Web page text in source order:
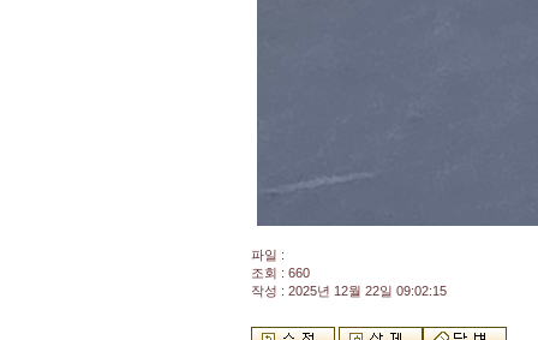
파일 :
조회 : 660
작성 : 2025년 12월 22일 09:02:15